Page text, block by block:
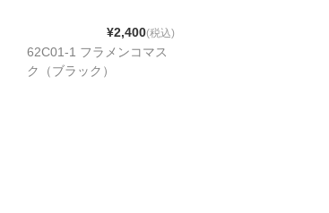
¥2,400(税込)
62C01-1 フラメンコマス
ク（ブラック）